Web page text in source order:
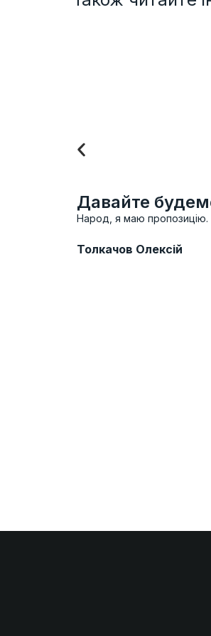
Давайте
Народ, я маю пропозицію.
Толкачов Олексій